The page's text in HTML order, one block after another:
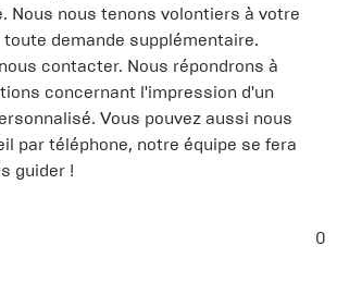
Nous nous tenons volontiers à votre
demande supplémentaire.
contacter. Nous répondrons à
concernant l'impression d'un
Vous pouvez aussi nous
par téléphone, notre équipe se fera
guider !
0